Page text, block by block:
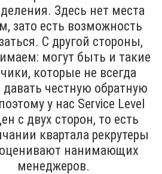
Здесь нет места
зато есть возможность
С другой стороны,
могут быть и такие
которые не всегда
давать честную обратную
у нас Service Level
с двух сторон, то есть
квартала рекрутеры
нанимающих
менеджеров.